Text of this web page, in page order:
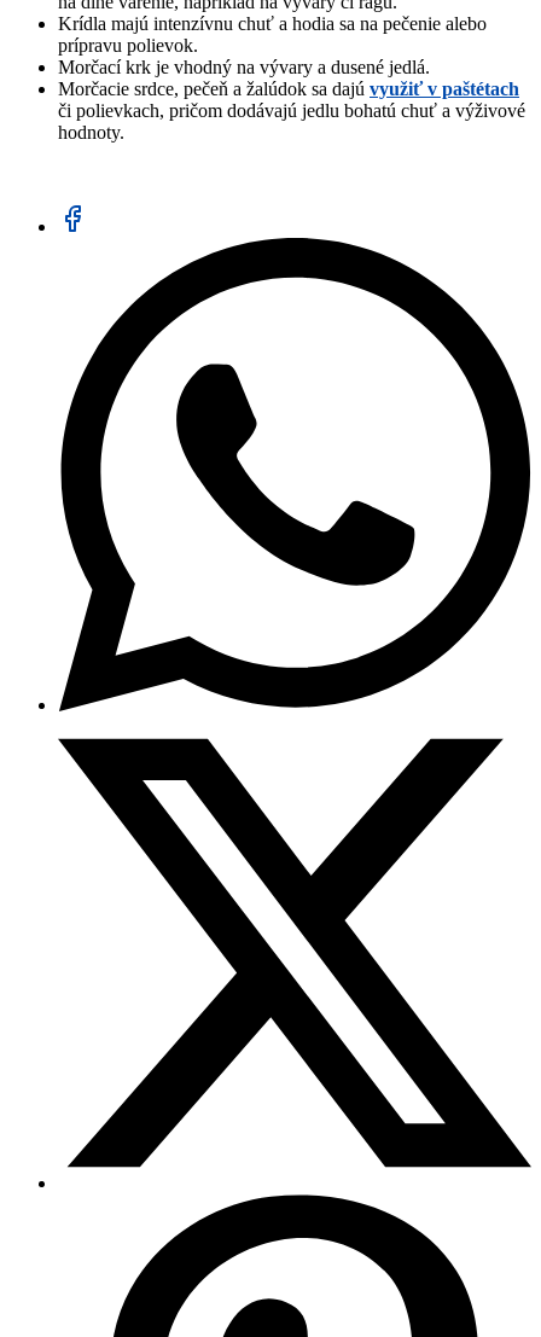
Krídla majú intenzívnu chuť a hodia sa na pečenie alebo
prípravu polievok.
Morčací krk je vhodný na vývary a dusené jedlá.
Morčacie srdce, pečeň a žalúdok sa dajú využiť v paštétach
či polievkach, pričom dodávajú jedlu bohatú chuť a výživové
hodnoty.